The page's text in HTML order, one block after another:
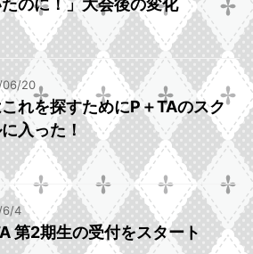
のに！」大会後の変化
06/20
れを探すためにP＋TAのスク
入った！
6/4
第2期生の受付をスタート